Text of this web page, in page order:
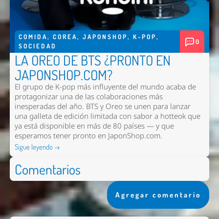
COMIDA, COREA, JAPONSHOP, K-POP,
SOCIEDAD
0
LA OREO DE BTS ¿PRONTO EN
JAPONSHOP.COM?
El grupo de K-pop más influyente del mundo acaba de
protagonizar una de las colaboraciones más
inesperadas del año. BTS y Oreo se unen para lanzar
una galleta de edición limitada con sabor a hotteok que
ya está disponible en más de 80 países — y que
esperamos tener pronto en JaponShop.com.
Sigue leyendo →
Comentarios
Agregar comentario